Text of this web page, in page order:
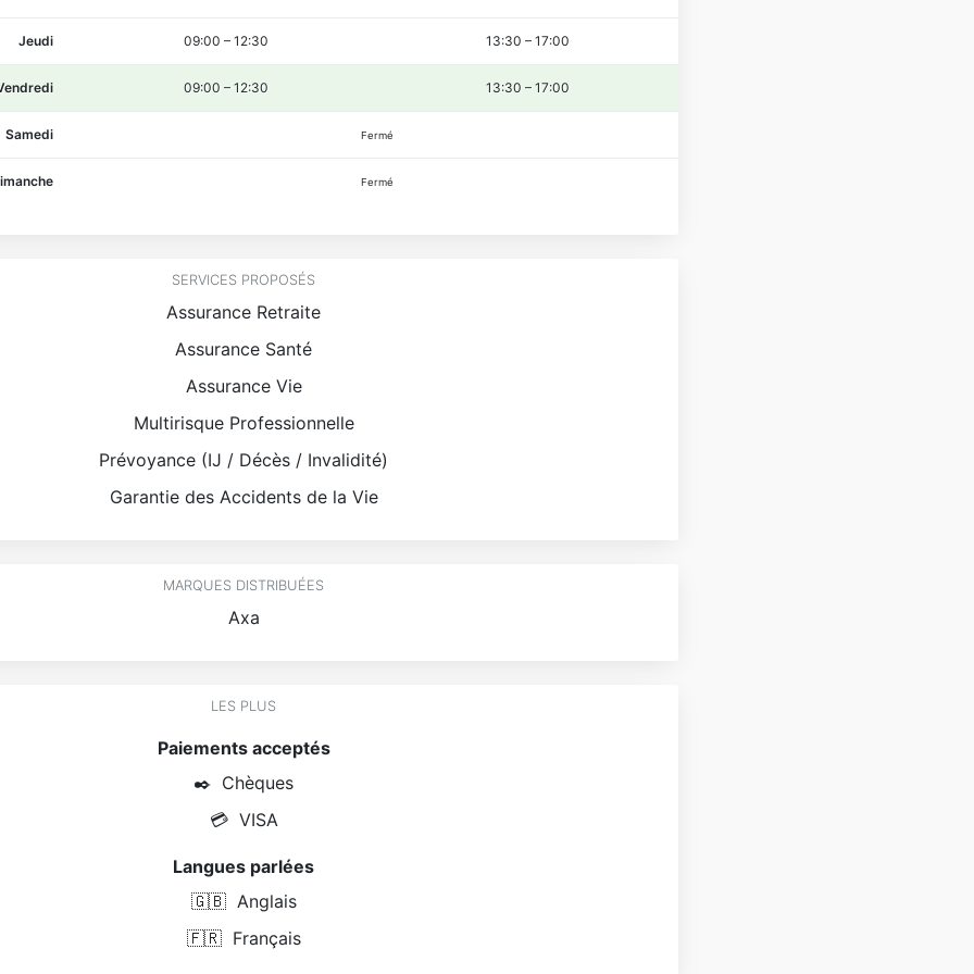
Jeudi 09:00 – 12:30 13:30 – 17:00
09:00 – 12:30 13:30 – 17:00
Samedi Fermé
Fermé
SERVICES PROPOSÉS
Assurance Retraite
Assurance Santé
Assurance Vie
Multirisque Professionnelle
Prévoyance (IJ / Décès / Invalidité)
Garantie des Accidents de la Vie
MARQUES DISTRIBUÉES
Axa
LES PLUS
Paiements acceptés
✒️ Chèques
💳 VISA
Langues parlées
🇬🇧 Anglais
🇫🇷 Français